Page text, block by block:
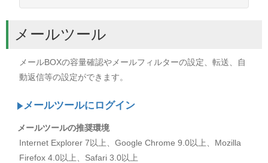
メールツール
メールBOXの容量確認やメールフィルターの設定、転送、自
動返信等の設定ができます。
メールツールにログイン
メールツールの推奨環境
Internet Explorer 7以上、Google Chrome 9.0以上、Mozilla
Firefox 4.0以上、Safari 3.0以上